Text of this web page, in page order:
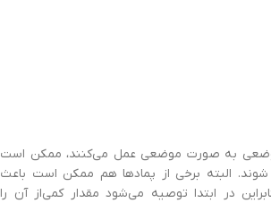
موضعی به صورت موضعی عمل می‌کنند، ممکن است
البته برخی از پمادها هم ممکن است باعث
در ابتدا توصیه می‌شود مقدار کمی‌از آن را